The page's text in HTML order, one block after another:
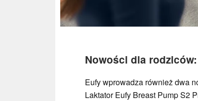
Nowości dla
Eufy wprowadza również dwa
Laktator Eufy Breast Pump S2